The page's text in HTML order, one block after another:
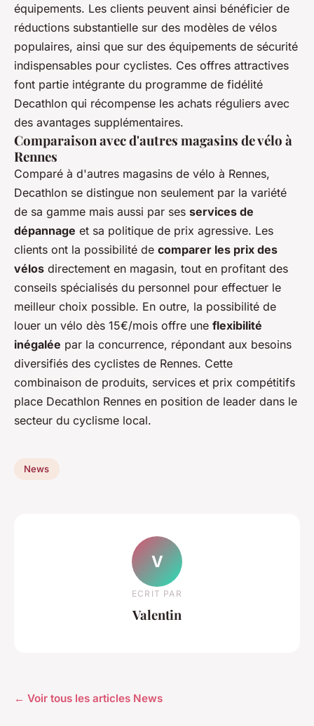
équipements. Les clients peuvent ainsi bénéficier de
réductions substantielle sur des modèles de vélos
populaires, ainsi que sur des équipements de sécurité
indispensables pour cyclistes. Ces offres attractives
font partie intégrante du programme de fidélité
Decathlon qui récompense les achats réguliers avec
des avantages supplémentaires.
Comparaison avec d'autres magasins de vélo à
Rennes
Comparé à d'autres magasins de vélo à Rennes,
Decathlon se distingue non seulement par la variété
de sa gamme mais aussi par ses services de
dépannage et sa politique de prix agressive. Les
clients ont la possibilité de comparer les prix des
vélos directement en magasin, tout en profitant des
conseils spécialisés du personnel pour effectuer le
meilleur choix possible. En outre, la possibilité de
louer un vélo dès 15€/mois offre une flexibilité
inégalée par la concurrence, répondant aux besoins
diversifiés des cyclistes de Rennes. Cette
combinaison de produits, services et prix compétitifs
place Decathlon Rennes en position de leader dans le
secteur du cyclisme local.
News
V
ECRIT PAR
Valentin
← Voir tous les articles News